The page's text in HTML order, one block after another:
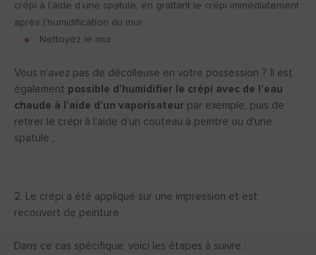
crépi à l’aide d’une spatule, en grattant le crépi immédiatement
après l’humidification du mur ;
Nettoyez le mur.
Vous n’avez pas de décolleuse en votre possession ? Il est
également possible d’humidifier le crépi avec de l’eau
chaude à l’aide d’un vaporisateur par exemple, puis de
retirer le crépi à l’aide d’un couteau à peintre ou d’une
spatule ;
2. Le crépi a été appliqué sur une impression et est
recouvert de peinture
Dans ce cas spécifique, voici les étapes à suivre :